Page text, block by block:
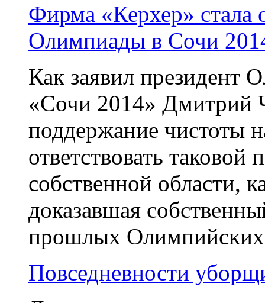
Фирма «Керхер»
Олимпиады в Сочи
Как заявил президент
«Сочи 2014» Дмитрий
поддержание чистоты
ответствовать
собственной области,
доказавшая
прошлых
Повседневности